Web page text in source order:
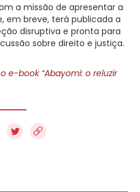
a missão de apresentar a
em breve, terá publicada a
disruptiva e pronta para
sobre direito e justiça.
e-book “Abayomi: o reluzir